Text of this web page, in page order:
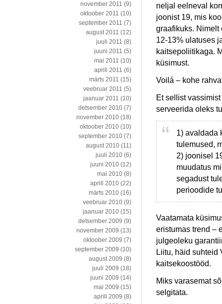
neljal eelneval
joonist 19, mis
graafikuks.
12-13% ulatuses
kaitsepoliitikaga.
küsimust.
Voilá – kohe
Et sellist
serveerida oleks
1) avaldada
tulemused,
2) joonisel
muudatus
segadust
perioodide
Vaatamata
eristumas trend –
julgeoleku
Liitu, häid suhteid
kaitsekoostööd.
Miks varasemat
selgitata.
november 2011 (9)
oktoober 2011 (10)
september 2011 (7)
august 2011 (12)
juuli 2011 (8)
juuni 2011 (5)
mai 2011 (10)
aprill 2011 (6)
märts 2011 (15)
veebruar 2011 (5)
jaanuar 2011 (10)
detsember 2010 (7)
november 2010 (18)
oktoober 2010 (10)
september 2010 (7)
august 2010 (11)
juuli 2010 (6)
juuni 2010 (12)
mai 2010 (8)
aprill 2010 (22)
märts 2010 (16)
veebruar 2010 (9)
jaanuar 2010 (15)
detsember 2009 (9)
november 2009 (13)
oktoober 2009 (7)
september 2009 (10)
august 2009 (8)
juuli 2009 (18)
juuni 2009 (14)
mai 2009 (15)
aprill 2009 (8)